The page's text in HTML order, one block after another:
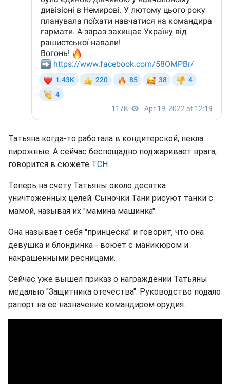
Татьяна когда-то работала в кондитерской, пекла
пирожные. А сейчас беспощадно поджаривает врага,
говорится в сюжете ТСН.
Теперь на счету Татьяны около десятка
уничтоженных целей. Сыночки Тани рисуют танки с
мамой, называя их "мамина машинка".
Она называет себя "принцеска" и говорит, что она
девушка и блондинка - воюет с маникюром и
накрашенными ресницами.
Сейчас уже вышел приказ о награждении Татьяны
медалью "Защитника отечества". Руководство подало
рапорт на ее назначение командиром орудия.